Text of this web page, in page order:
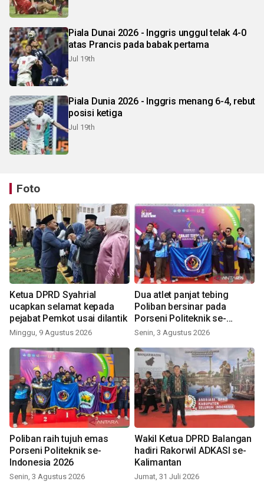
Piala Dunai 2026 - Inggris unggul telak 4-0
atas Prancis pada babak pertama
Jul 19th
Piala Dunia 2026 - Inggris menang 6-4, rebut
posisi ketiga
Jul 19th
Foto
Ketua DPRD Syahrial
ucapkan selamat kepada
pejabat Pemkot usai dilantik
Minggu, 9 Agustus 2026
Dua atlet panjat tebing
Poliban bersinar pada
Porseni Politeknik se-
Indonesia 2026
Senin, 3 Agustus 2026
Poliban raih tujuh emas
Porseni Politeknik se-
Indonesia 2026
Senin, 3 Agustus 2026
Wakil Ketua DPRD Balangan
hadiri Rakorwil ADKASI se-
Kalimantan
Jumat, 31 Juli 2026